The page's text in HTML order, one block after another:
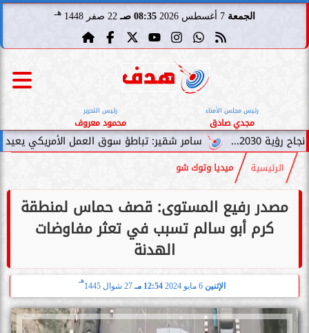
الجمعة 7 أغسطس 2026 08:35 صـ 22 صفر 1448 هـ
رئيس مجلس الأمناء
مجدي صادق
رئيس التحرير
محمود معروف
سامر شقير: تباطؤ سوق العمل الأمريكي يعيد توجيه
الرئيسية ميديا وتوك شو
مصدر رفيع المستوى: قصف حماس لمنطقة
كرم أبو سالم تسبب في تعثر مفاوضات
الهدنة
الإثنين 6 مايو 2024 12:54 مـ 27 شوال 1445
هـ